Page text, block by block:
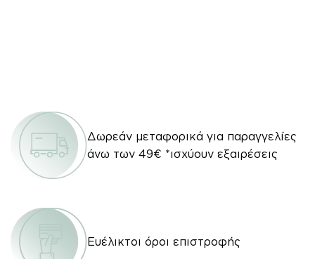
Δωρεάν μεταφορικά για παραγγελίες
άνω των 49€ *ισχύουν εξαιρέσεις
Ευέλικτοι όροι επιστροφής